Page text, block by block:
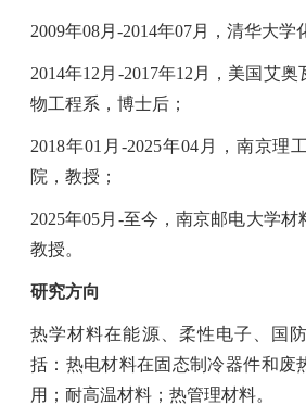
2009年08月 -2014年07月，清华大学
2014年12 月 -2017年12 月，美国艾奥
物工程系，博士后；
2018年01 月 -2025年04月，南京理
院，教授；
2025年05月 -至今，南京邮电大学材
教授。
研究方向
热学材料在能源、柔性电子、国
括：热电材料在固态制冷器件和废
用；耐高温材料；热管理材料。